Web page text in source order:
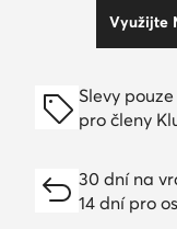
Využijte
Slevy pouze
pro členy
30 dní na
14 dní pro